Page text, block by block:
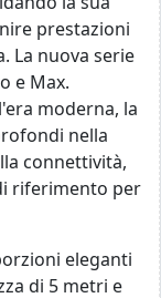
prestazioni
La nuova serie
e Max.
moderna, la
nella
connettività,
riferimento per
eleganti
di 5 metri e